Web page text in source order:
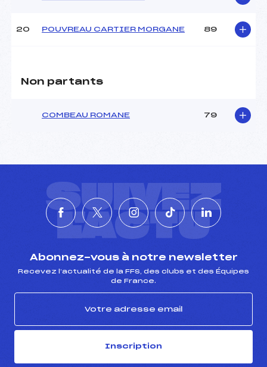
20 POUVREAU CARTIER MORGANE 89
Non partants
COMBEAU ROMANE 79
SUIVEZ
L'ACTU
Abonnez-vous à notre newsletter
Recevez l’actualité de la FFS, des clubs et des Équipes
de France.
Inscription